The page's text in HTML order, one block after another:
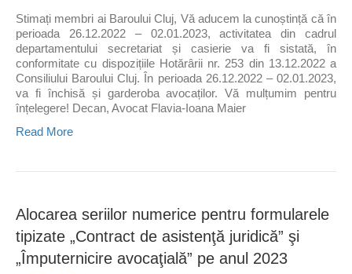
Stimați membri ai Baroului Cluj, Vă aducem la cunoștință că în
perioada 26.12.2022 – 02.01.2023, activitatea din cadrul
departamentului secretariat și casierie va fi sistată, în
conformitate cu dispozițiile Hotărârii nr. 253 din 13.12.2022 a
Consiliului Baroului Cluj. În perioada 26.12.2022 – 02.01.2023,
va fi închisă și garderoba avocaților. Vă mulțumim pentru
înțelegere! Decan, Avocat Flavia-Ioana Maier
Read More
Alocarea seriilor numerice pentru formularele
tipizate „Contract de asistenţă juridică” şi
„Împuternicire avocaţială” pe anul 2023